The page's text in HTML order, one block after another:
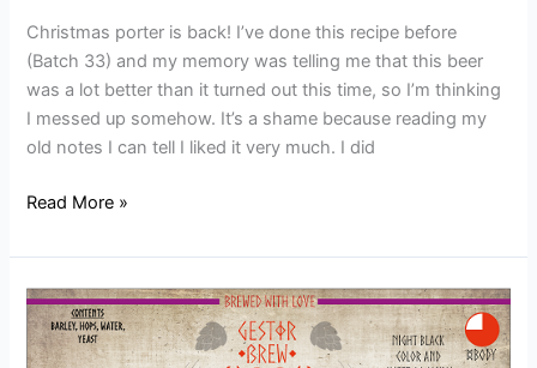
Christmas porter is back! I’ve done this recipe before
(Batch 33) and my memory was telling me that this beer
was a lot better than it turned out this time, so I’m thinking
I messed up somehow. It’s a shame because reading my
old notes I can tell I liked it very much. I did
Read More »
Batch
56